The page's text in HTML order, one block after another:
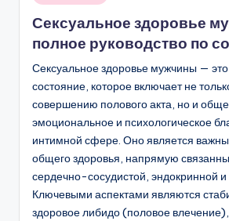
Сексуальное здоровье
полное руководство по
Сексуальное здоровье мужчины —
состояние, которое включает не
совершению полового акта, но и
эмоциональное и психологическое
интимной сфере. Оно является
общего здоровья, напрямую
сердечно-сосудистой, эндокринной
Ключевыми аспектами являются
здоровое либидо (половое